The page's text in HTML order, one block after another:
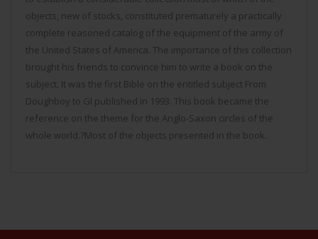
objects, new of stocks, constituted prematurely a practically
complete reasoned catalog of the equipment of the army of
the United States of America. The importance of this collection
brought his friends to convince him to write a book on the
subject. It was the first Bible on the entitled subject From
Doughboy to GI published in 1993. This book became the
reference on the theme for the Anglo-Saxon circles of the
whole world.?Most of the objects presented in the book.